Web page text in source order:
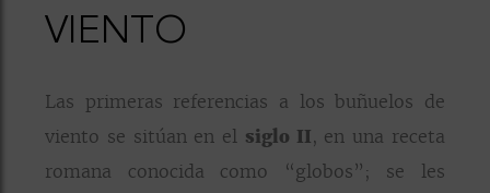
VIENTO
Las primeras referencias a los buñuelos de
viento se sitúan en el siglo II, en una receta
romana conocida como “globos”; se les